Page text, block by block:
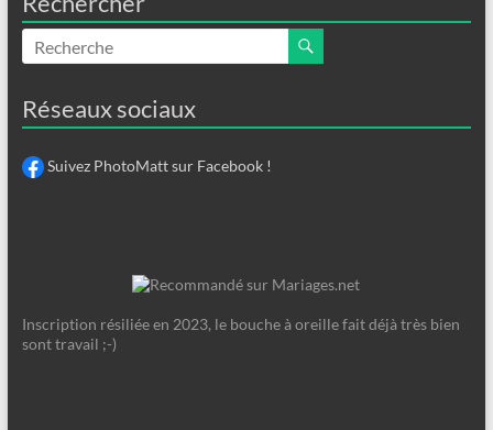
Réseaux sociaux
Suivez PhotoMatt sur Facebook !
Inscription résiliée en 2023, le bouche à oreille fait déjà très bien
sont travail ;-)